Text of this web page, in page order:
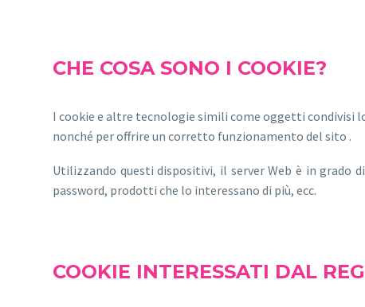
CHE COSA SONO I COOKIE?
I cookie e altre tecnologie simili come oggetti condivisi
nonché per offrire un corretto funzionamento del sito .
Utilizzando questi dispositivi, il server Web è in grado
password, prodotti che lo interessano di più, ecc.
COOKIE INTERESSATI DAL